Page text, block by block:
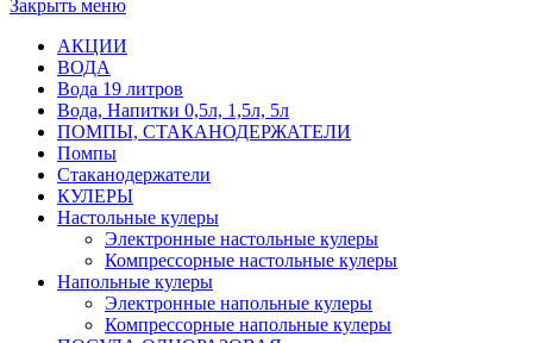
Закрыть меню
АКЦИИ
ВОДА
Вода 19 литров
Вода, Напитки 0,5л, 1,5л, 5л
ПОМПЫ, СТАКАНОДЕРЖАТЕЛИ
Помпы
Стаканодержатели
КУЛЕРЫ
Настольные кулеры
Электронные настольные кулеры
Компрессорные настольные кулеры
Напольные кулеры
Электронные напольные кулеры
Компрессорные напольные кулеры